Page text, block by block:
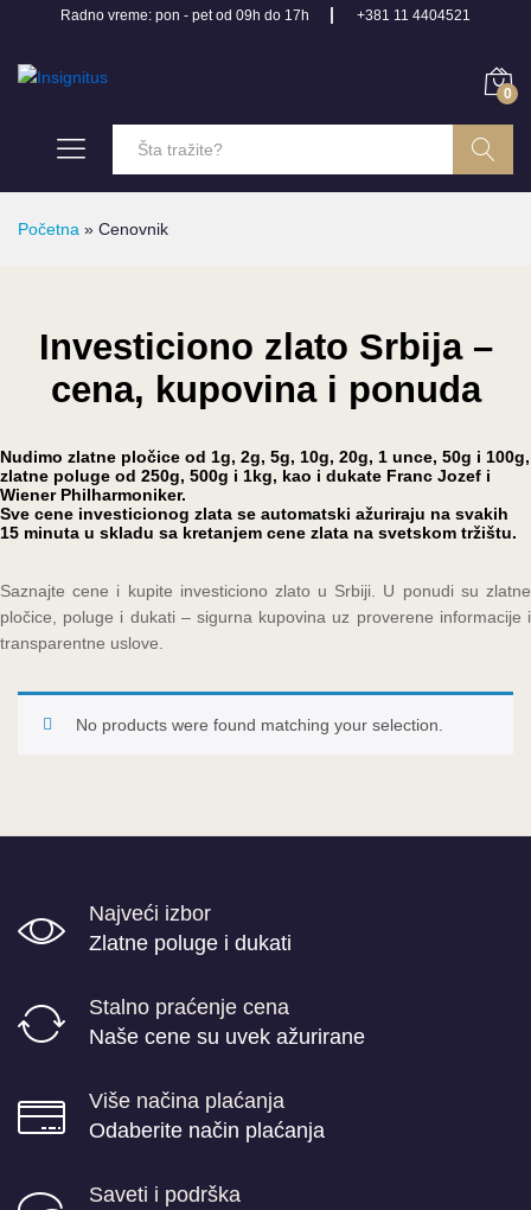
Radno vreme: pon - pet od 09h do 17h +381 11 4404521
0
Početna » Cenovnik
Investiciono zlato Srbija –
cena, kupovina i ponuda
Nudimo zlatne pločice od 1g, 2g, 5g, 10g, 20g, 1 unce, 50g i 100g,
zlatne poluge od 250g, 500g i 1kg, kao i dukate Franc Jozef i
Wiener Philharmoniker.
Sve cene investicionog zlata se automatski ažuriraju na svakih
15 minuta u skladu sa kretanjem cene zlata na svetskom tržištu.
Saznajte cene i kupite investiciono zlato u Srbiji. U ponudi su zlatne
pločice, poluge i dukati – sigurna kupovina uz proverene informacije i
transparentne uslove.
No products were found matching your selection.
Najveći izbor
Zlatne poluge i dukati
Stalno praćenje cena
Naše cene su uvek ažurirane
Više načina plaćanja
Odaberite način plaćanja
Saveti i podrška